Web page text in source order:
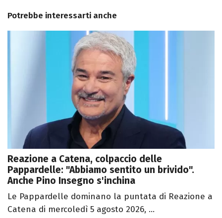
Potrebbe interessarti anche
Reazione a Catena, colpaccio delle
Pappardelle: "Abbiamo sentito un brivido".
Anche Pino Insegno s'inchina
Le Pappardelle dominano la puntata di Reazione a
Catena di mercoledì 5 agosto 2026, ...